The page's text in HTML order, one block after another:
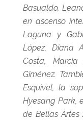
Basualdo,
en ascenso
Laguna y
López, Diana
Costa, Marcia
Giménez.
Esquivel, la
Hyesang Park,
de Bellas Artes